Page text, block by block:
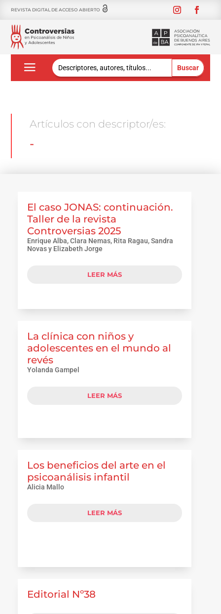
REVISTA DIGITAL DE ACCESO ABIERTO
Buscar:
Artículos con descriptor/es:
-
El caso JONAS: continuación.
Taller de la revista
Controversias 2025
Enrique Alba, Clara Nemas, Rita Ragau, Sandra
Novas y Elizabeth Jorge
LEER MÁS
La clínica con niños y
adolescentes en el mundo al
revés
Yolanda Gampel
LEER MÁS
Los beneficios del arte en el
psicoanálisis infantil
Alicia Mallo
LEER MÁS
Editorial Nº38